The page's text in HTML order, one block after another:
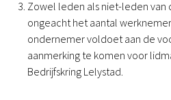
Zowel leden als niet-leden van
ongeacht het aantal
ondernemer voldoet aan de
aanmerking te komen voor
Bedrijfskring Lelystad.